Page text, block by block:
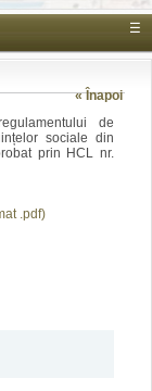
☰
« Înapoi
de
sociale din
prin HCL nr.
.pdf)